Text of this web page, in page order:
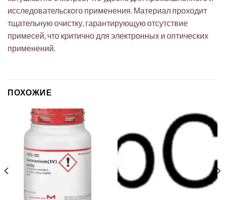
исследовательского применения. Материал проходит
тщательную очистку, гарантирующую отсутствие
примесей, что критично для электронных и оптических
применений.
ПОХОЖИЕ